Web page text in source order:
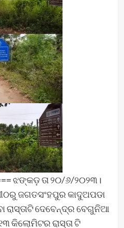
ଝଙ୍କଡ଼ ତା ୨୦/୬/୨୦୨୩।
ଜଗତସଂହପୁର କାଦୁଅପଡା
ରାସ୍ତାଟି ଦେବେନ୍ଦ୍ର ବେଗୁନିଆ
କିଲୋମିଟର ରାସ୍ତା ଟି